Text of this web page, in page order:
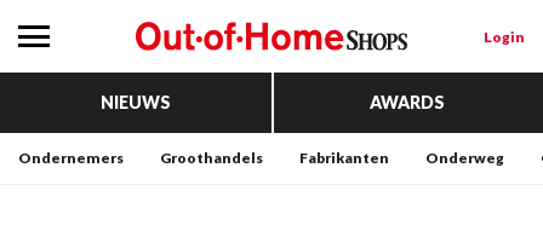
Login
NIEUWS AWARDS
Ondernemers Groothandels Fabrikanten Onderweg